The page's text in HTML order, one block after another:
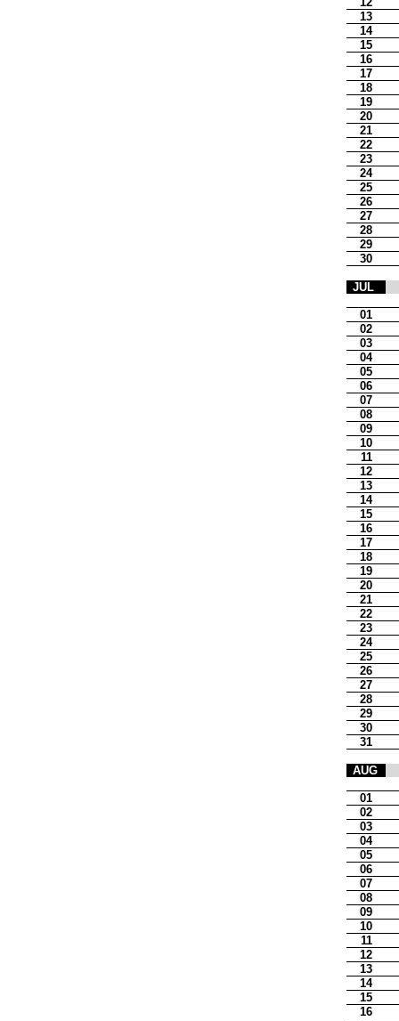
13
14
15
16
17
18
19
20
21
22
23
24
25
26
27
28
29
30
JUL
01
02
03
04
05
06
07
08
09
10
11
12
13
14
15
16
17
18
19
20
21
22
23
24
25
26
27
28
29
30
31
AUG
01
02
03
04
05
06
07
08
09
10
11
12
13
14
15
16